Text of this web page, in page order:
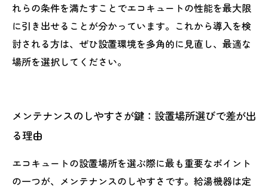
れらの条件を満たすことでエコキュートの性能を最大限
に引き出せることが分かっています。これから導入を検
討される方は、ぜひ設置環境を多角的に見直し、最適な
場所を選択してください。
メンテナンスのしやすさが鍵：設置場所選びで差が出
る理由
エコキュートの設置場所を選ぶ際に最も重要なポイント
の一つが、メンテナンスのしやすさです。給湯機器は定